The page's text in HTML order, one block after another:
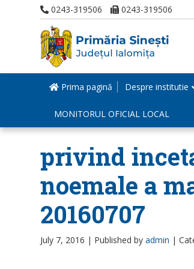
0243-319506 0243-319506
Prima pagină Despre institutie
MONITORUL OFICIAL LOCAL
privind
noemale a
20160707
July 7, 2016 | Published by admin |